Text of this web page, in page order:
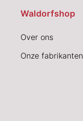
Waldorfshop
Over ons
Onze fabrikanten